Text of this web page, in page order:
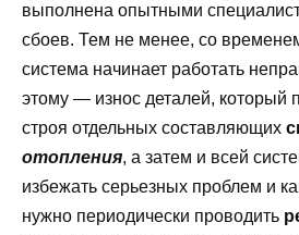
выполнена опытными
сбоев. Тем не менее, со
система начинает работать
этому — износ деталей, который
строя отдельных составляющих
отопления, а затем и всей
избежать серьезных проблем и
нужно периодически проводить